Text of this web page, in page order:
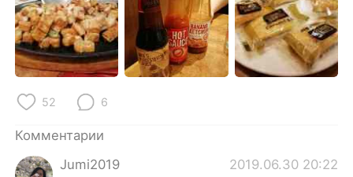
52 6
Комментарии
Jumi2019
2019.06.30 20:22